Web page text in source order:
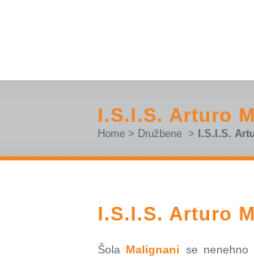
I.S.I.S. Arturo
Home > Družbene > I.S.I.S.
I.S.I.S. Arturo
Šola Malignani se nenehno